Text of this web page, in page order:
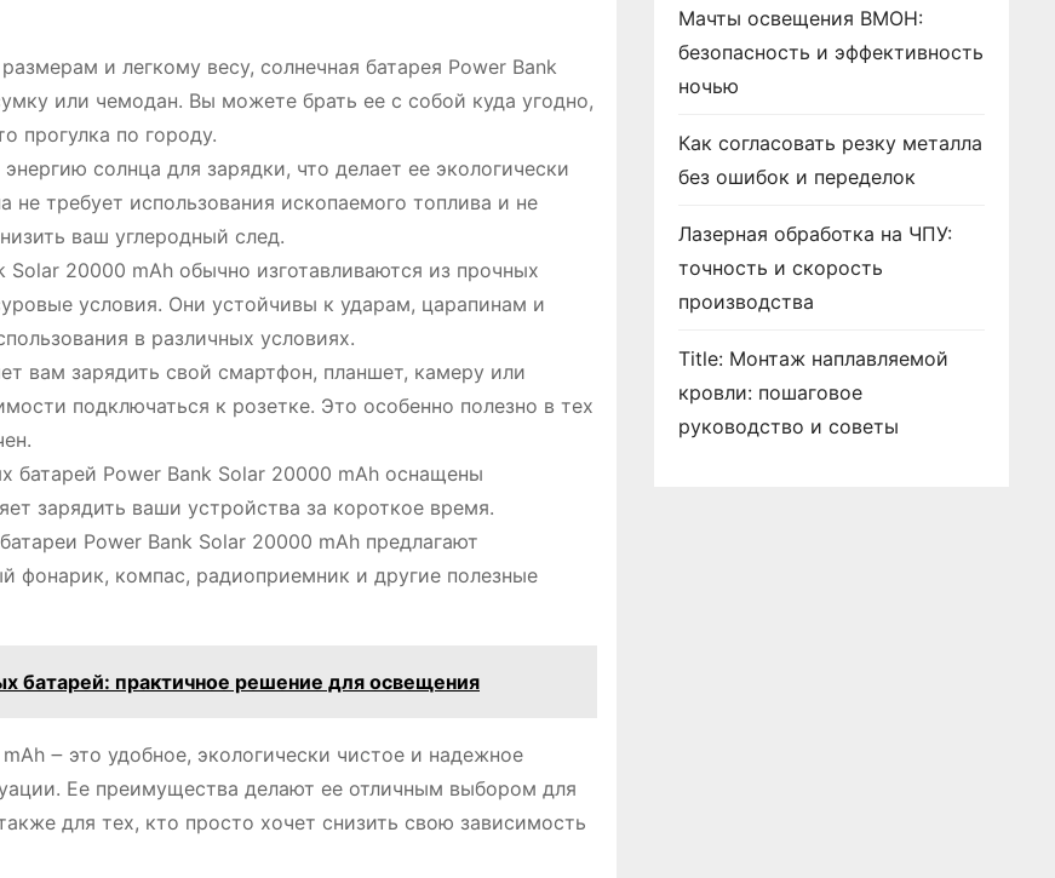
и легкому весу, солнечная батарея Power Bank
или чемодан. Вы можете брать ее с собой куда угодно,
прогулка по городу.
солнца для зарядки, что делает ее экологически
требует использования ископаемого топлива и не
ваш углеродный след.
Solar 20000 mAh обычно изготавливаются из прочных
условия. Они устойчивы к ударам, царапинам и
в различных условиях.
вам зарядить свой смартфон, планшет, камеру или
подключаться к розетке. Это особенно полезно в тех
батарей Power Bank Solar 20000 mAh оснащены
зарядить ваши устройства за короткое время.
Power Bank Solar 20000 mAh предлагают
фонарик, компас, радиоприемник и другие полезные
батарей: практичное решение для освещения
౼ это удобное, экологически чистое и надежное
Ее преимущества делают ее отличным выбором для
для тех, кто просто хочет снизить свою зависимость
Мачты освещения ВМОН:
безопасность и эффективность
ночью
Как согласовать резку металла
без ошибок и переделок
Лазерная обработка на ЧПУ:
точность и скорость
производства
Title: Монтаж наплавляемой
кровли: пошаговое
руководство и советы